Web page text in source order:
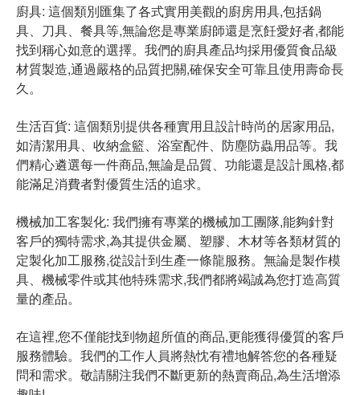
廚具: 這個類別匯集了各式實用美觀的廚房用具,包括鍋
具、刀具、餐具等,無論您是專業廚師還是烹飪愛好者,都能
找到稱心如意的選擇。我們的廚具產品均採用優質食品級
材質製造,通過嚴格的品質把關,確保安全可靠且使用壽命長
久。
生活百貨: 這個類別提供各種實用且設計時尚的居家用品,
如清潔用具、收納盒籃、浴室配件、防塵防蟲用品等。我
們精心遴選每一件商品,無論是品質、功能還是設計風格,都
能滿足消費者對優質生活的追求。
機械加工客製化: 我們擁有專業的機械加工團隊,能夠針對
客戶的獨特需求,為其提供金屬、塑膠、木材等各類材質的
定製化加工服務,從設計到生產一條龍服務。無論是製作模
具、機械零件或其他特殊需求,我們都將竭誠為您打造高質
量的產品。
在這裡,您不僅能找到物超所值的商品,更能獲得優質的客戶
服務體驗。我們的工作人員將熱忱有禮地解答您的各種疑
問和需求。敬請關注我們不斷更新的熱賣商品,為生活增添